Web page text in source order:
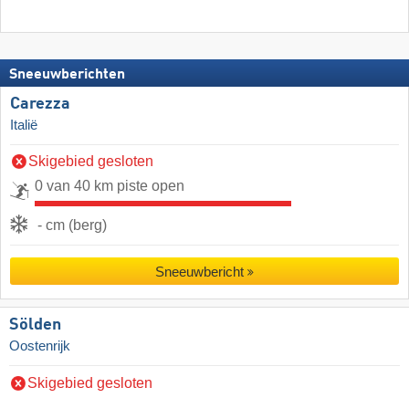
Sneeuwberichten
Carezza
Italië
Skigebied gesloten
0 van 40 km piste open
- cm (berg)
Sneeuwbericht
Sölden
Oostenrijk
Skigebied gesloten